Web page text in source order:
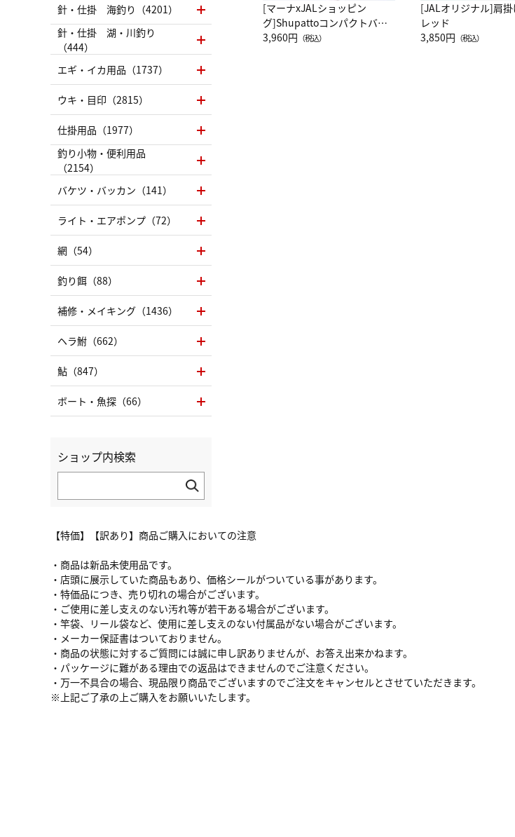
[マーナxJALショッピン
グ]Shupattoコンパクトバッ
グ Drop JAL客室乗務員
3,960円 （税込）
[JALオリジナル]肩掛
レッド
3,850円 （税込）
【特価】【訳あり】商品ご購入においての注意
・商品は新品未使用品です。
・店頭に展示していた商品もあり、価格シールがついている事があります。
・特価品につき、売り切れの場合がございます。
・ご使用に差し支えのない汚れ等が若干ある場合がございます。
・竿袋、リール袋など、使用に差し支えのない付属品がない場合がございます。
・メーカー保証書はついておりません。
・商品の状態に対するご質問には誠に申し訳ありませんが、お答え出来かねます。
・パッケージに難がある理由での返品はできませんのでご注意ください。
・万一不具合の場合、現品限り商品でございますのでご注文をキャンセルとさせていただきます。
※上記ご了承の上ご購入をお願いいたします。
針・仕掛 海釣り（4201）
針・仕掛 湖・川釣り
（444）
エギ・イカ用品（1737）
ウキ・目印（2815）
仕掛用品（1977）
釣り小物・便利用品
（2154）
バケツ・バッカン（141）
ライト・エアポンプ（72）
網（54）
釣り餌（88）
補修・メイキング（1436）
ヘラ鮒（662）
鮎（847）
ボート・魚探（66）
ショップ内検索